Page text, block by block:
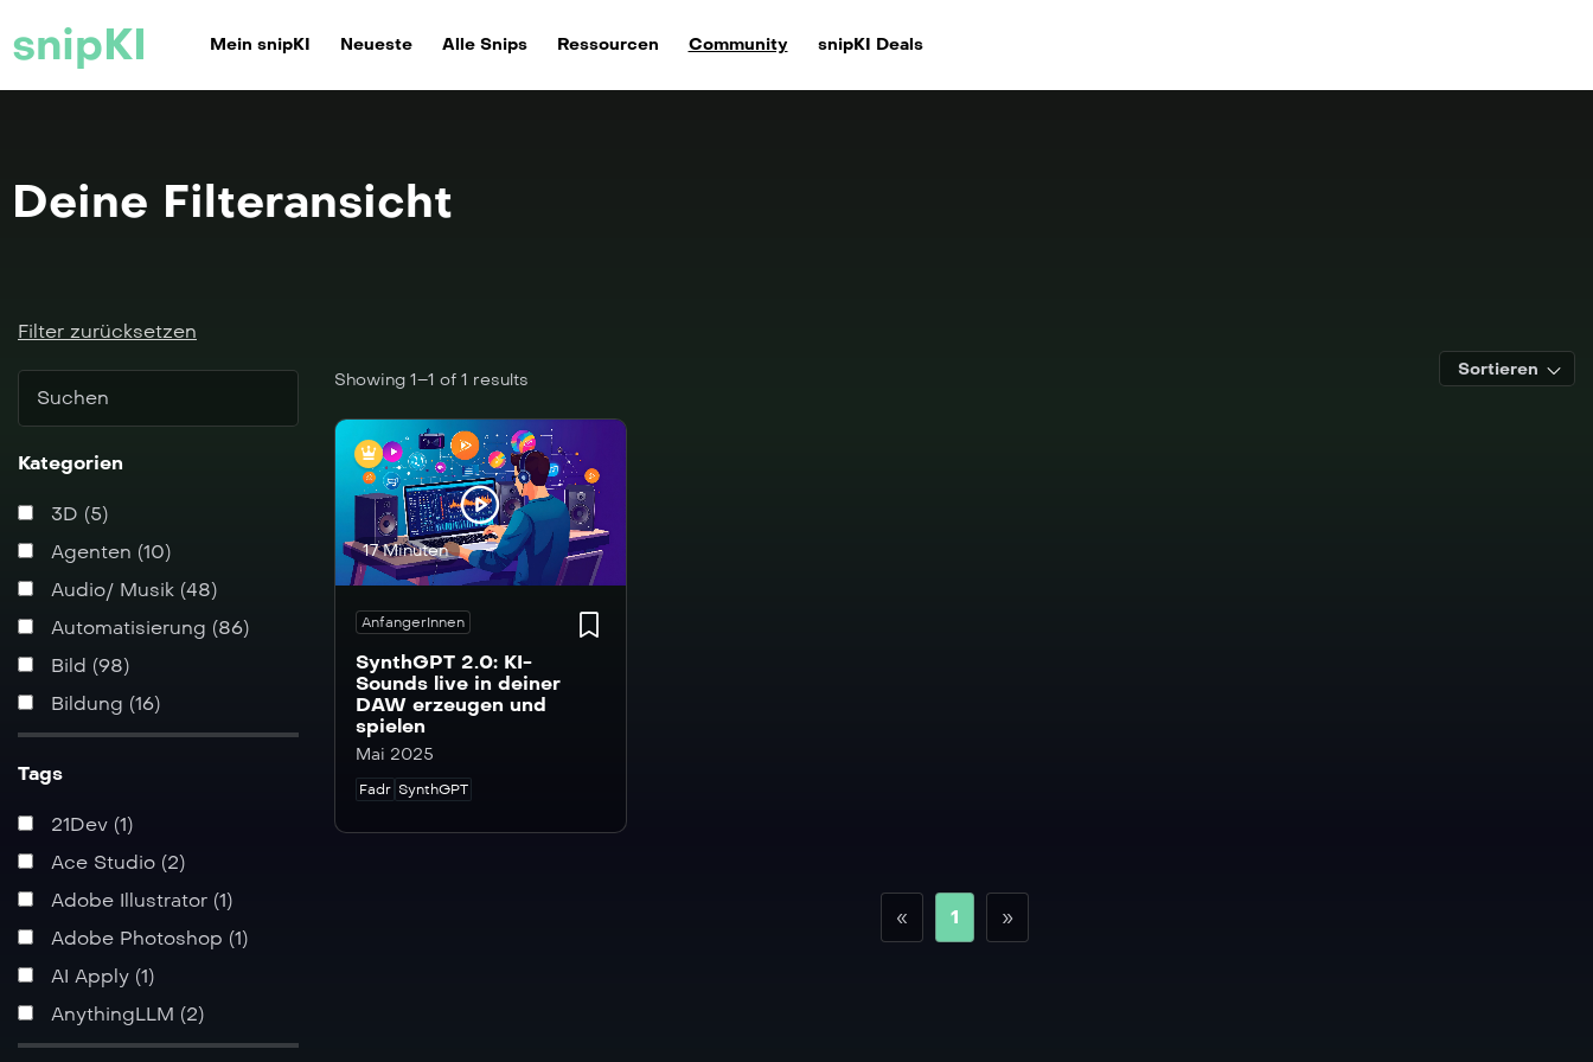
snipKI Mein snipKI Neueste Alle Snips Ressourcen Community snipKI Deals
Deine Filteransicht
Filter zurücksetzen
Kategorien
3D (5)
Agenten (10)
Audio/ Musik (48)
Automatisierung (86)
Bild (98)
Bildung (16)
Business (138)
Chatbots & Avatare (37)
Creators (28)
Data Analytics (35)
Familie & Kinder (1)
Finanzen (3)
Fun (13)
Grundlagen (56)
Homepage (11)
Tags
21Dev (1)
Ace Studio (2)
Adobe Illustrator (1)
Adobe Photoshop (1)
AI Apply (1)
AnythingLLM (2)
Apify (6)
Showing 1–1 of 1 results
Sortieren
17 Minuten
AnfangerInnen
SynthGPT 2.0: KI-
Sounds live in deiner
DAW erzeugen und
spielen
Mai 2025
Fadr SynthGPT
« 1 »